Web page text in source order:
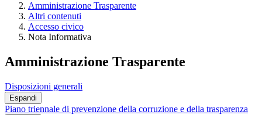
Amministrazione Trasparente
Altri contenuti
Accesso civico
Nota Informativa
Amministrazione Trasparente
Disposizioni generali
Espandi
Piano triennale di prevenzione della corruzione e della trasparenza